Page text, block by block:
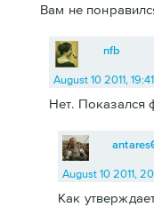
Вам не
nfb
August 10 2011,
Нет. Показался
August 10 2011,
Как